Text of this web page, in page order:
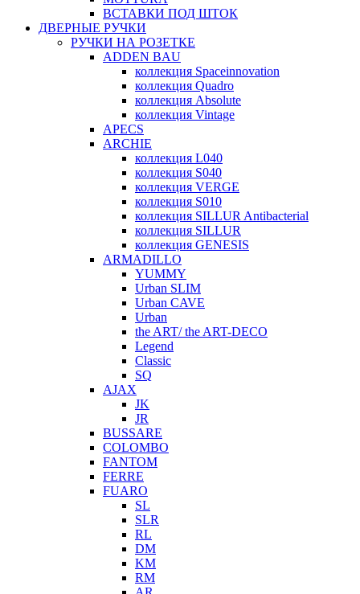
ВСТАВКИ ПОД ШТОК
ДВЕРНЫЕ РУЧКИ
РУЧКИ НА РОЗЕТКЕ
ADDEN BAU
коллекция Spaceinnovation
коллекция Quadro
коллекция Absolute
коллекция Vintage
APECS
ARCHIE
коллекция L040
коллекция S040
коллекция VERGE
коллекция S010
коллекция SILLUR Antibacterial
коллекция SILLUR
коллекция GENESIS
ARMADILLO
YUMMY
Urban SLIM
Urban CAVE
Urban
the ART/ the ART-DECO
Legend
Classic
SQ
AJAX
JK
JR
BUSSARE
COLOMBO
FANTOM
FERRE
FUARO
SL
SLR
RL
DM
KM
RM